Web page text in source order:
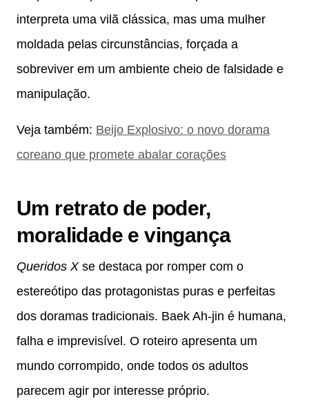
interpreta uma vilã clássica, mas uma mulher
moldada pelas circunstâncias, forçada a
sobreviver em um ambiente cheio de falsidade e
manipulação.
Veja também: Beijo Explosivo: o novo dorama
coreano que promete abalar corações
Um retrato de poder,
moralidade e vingança
Queridos Xse destaca por romper com o
estereótipo das protagonistas puras e perfeitas
dos doramas tradicionais. Baek Ah-jin é humana,
falha e imprevisível. O roteiro apresenta um
mundo corrompido, onde todos os adultos
parecem agir por interesse próprio.